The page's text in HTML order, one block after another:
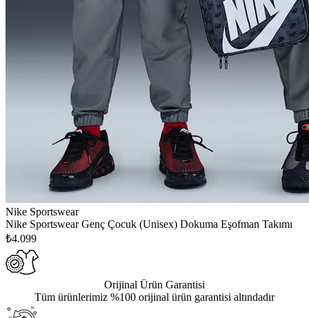
Nike Sportswear
Nike Sportswear Genç Çocuk (Unisex) Dokuma Eşofman Takımı
₺4.099
Orijinal Ürün Garantisi
Tüm ürünlerimiz %100 orijinal ürün garantisi altındadır